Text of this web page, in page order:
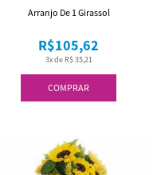
COMPRAR
3x de R$ 35,21
R$105,62
Arranjo De 1 Girassol